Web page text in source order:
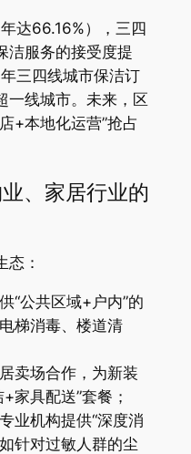
达66.16%），三四
洁服务的接受度提
三四线城市保洁订
一线城市。未来，区
+本地化运营”抢占
、家居行业的
态：
“公共区域+户内”的
梯消毒、楼道清
卖场合作，为新装
家具配送”套餐；
业机构提供“深度消
针对过敏人群的尘